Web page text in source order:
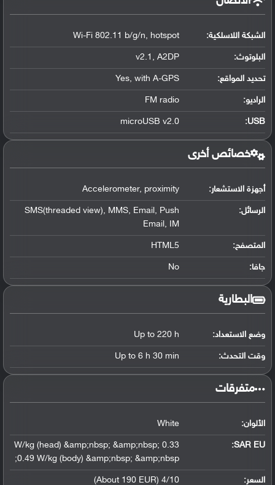
الشبكة اللاسلكية: Wi-Fi 802.11 b/g/n, hotspot
البلوتوث:
v2.1, A2DP
تحديد المواقع:
Yes, with A-GPS
الراديو: FM radio
USB
:
microUSB v2.0
خصائص أخرى
أجهزة الاستشعار: Accelerometer, proximity
الرسائل:
SMS(threaded view), MMS, Email, Push
Email, IM
المتصفح: HTML5
جافا: No
البطارية
وضع الاستعداد: Up to 220 h
وقت التحدث: Up to 6 h 30 min
‏متفرقات‏
الألوان: White
SAR EU:
0.33 W/kg (head) &amp;nbsp; &amp;nbsp;
0.49 W/kg (body) &amp;nbsp; &amp;nbsp;
السعر: 4/10 (About 190 EUR)